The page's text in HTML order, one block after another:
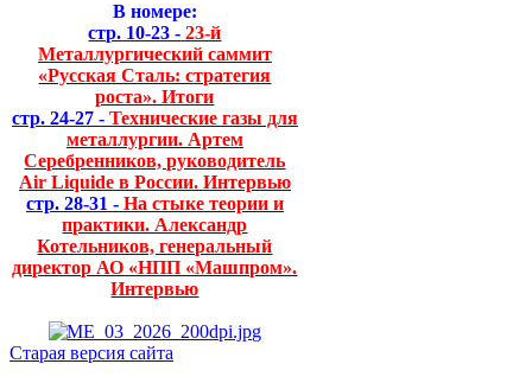
В номере:
стр. 10-23 - 23-й
Металлургический саммит
«Русская Сталь: стратегия
роста». Итоги
стр. 24-27 - Технические газы для
металлургии. Артем
Серебренников, руководитель
Air Liquide в России. Интервью
стр. 28-31 - На стыке теории и
практики. Александр
Котельников, генеральный
директор АО «НПП «Машпром».
Интервью
Старая версия сайта